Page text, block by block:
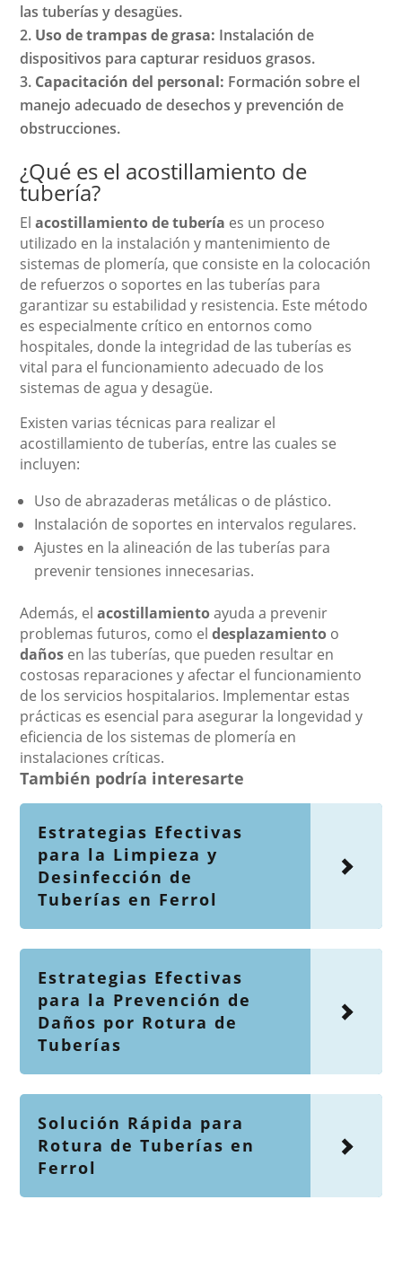
las tuberías y desagües.
Uso de trampas de grasa: Instalación de
dispositivos para capturar residuos grasos.
Capacitación del personal: Formación sobre el
manejo adecuado de desechos y prevención de
obstrucciones.
¿Qué es el acostillamiento de
tubería?
Elacostillamiento de tubería es un proceso
utilizado en la instalación y mantenimiento de
sistemas de plomería, que consiste en la colocación
de refuerzos o soportes en las tuberías para
garantizar su estabilidad y resistencia. Este método
es especialmente crítico en entornos como
hospitales, donde la integridad de las tuberías es
vital para el funcionamiento adecuado de los
sistemas de agua y desagüe.
Existen varias técnicas para realizar el
acostillamiento de tuberías, entre las cuales se
incluyen:
Uso de abrazaderas metálicas o de plástico.
Instalación de soportes en intervalos regulares.
Ajustes en la alineación de las tuberías para
prevenir tensiones innecesarias.
Además, elacostillamientoayuda a prevenir
problemas futuros, como eldesplazamiento o
daños en las tuberías, que pueden resultar en
costosas reparaciones y afectar el funcionamiento
de los servicios hospitalarios. Implementar estas
prácticas es esencial para asegurar la longevidad y
eficiencia de los sistemas de plomería en
instalaciones críticas.
También podría interesarte
Estrategias Efectivas
para la Limpieza y
Desinfección de
Tuberías en Ferrol
Estrategias Efectivas
para la Prevención de
Daños por Rotura de
Tuberías
Solución Rápida para
Rotura de Tuberías en
Ferrol